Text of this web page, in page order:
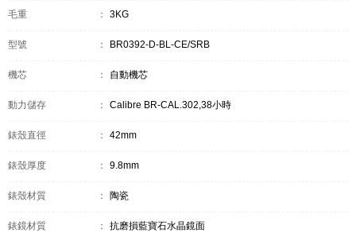
毛重 ： 3KG
型號 ： BR0392-D-BL-CE/SRB
機芯 ： 自動機芯
動力儲存 ： Calibre BR-CAL.302,38小時
錶殼直徑 ： 42mm
錶殼厚度 ： 9.8mm
錶殼材質 ： 陶瓷
錶鏡材質 ： 抗磨損藍寶石水晶鏡面